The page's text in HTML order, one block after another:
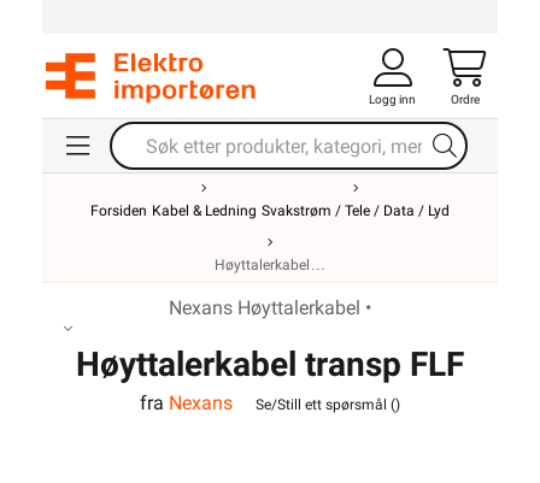
Logg inn Ordre
Forsiden Kabel & Ledning Svakstrøm / Tele / Data / Lyd
Høyttalerkabel
Nexans Høyttalerkabel •
Høyttalerkabel transp FLF
2x2,5
fra Nexans Se/Still ett spørsmål ()